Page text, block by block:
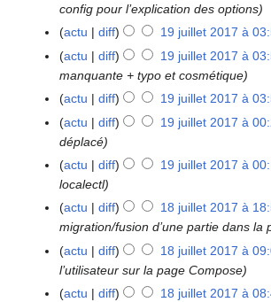
2
e
0
config pour l’explication des options
1
9
e
2
1
actu diff 19 juillet 2017 à
actu
diff 19 juillet 2017 à
manquante + typo et cosmétique
actu
diff 19 juillet 2017 à
actu
diff 19 juillet 2017 à
déplacé
actu
diff 19 juillet 2017 à
localectl
1
actu diff 18 juillet 2017 à
migration/fusion d’une partie dans la
actu
diff 18 juillet 2017 à
l’utilisateur sur la page Compose
actu
diff 18 juillet 2017 à